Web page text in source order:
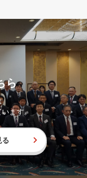
ら
ます。
る